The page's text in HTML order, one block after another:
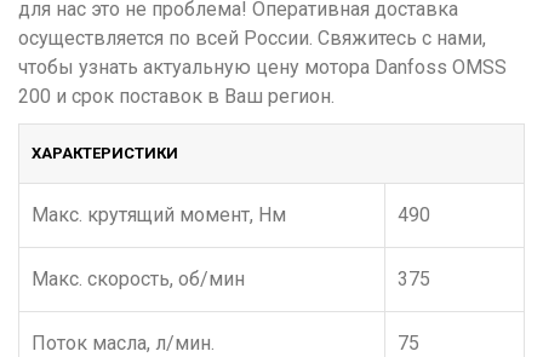
для нас это не проблема! Оперативная доставка
осуществляется по всей России. Свяжитесь с нами,
чтобы узнать актуальную цену мотора Danfoss OMSS
200 и срок поставок в Ваш регион.
ХАРАКТЕРИСТИКИ
Макс. крутящий момент, Нм 490
Макс. скорость, об/мин 375
Поток масла, л/мин. 75